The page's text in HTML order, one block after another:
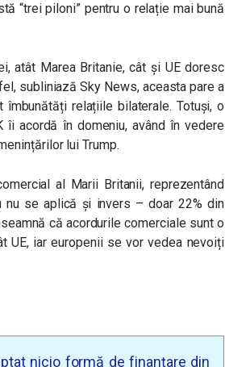
“trei piloni” pentru o relație mai bună
atât Marea Britanie, cât și UE doresc
subliniază Sky News, aceasta pare a
relațiile bilaterale. Totuși, o
acordă în domeniu, având în vedere
lui Trump.
al Marii Britanii, reprezentând
nu se aplică și invers – doar 22% din
că acordurile comerciale sunt o
UE, iar europenii se vor vedea nevoiți
nicio formă de finanțare din